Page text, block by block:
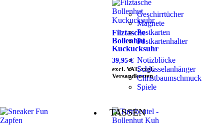
Geschirrtücher
Magnete
Postkarten
Postkartenhalter
Notizblöcke
Schlüsselanhänger
Christbaumschmuck
Spiele
TASSEN
Filztasche
Bollenhut
Kuckucksuhr
39,95€
excl. VAT, zzgl.
Versandkosten